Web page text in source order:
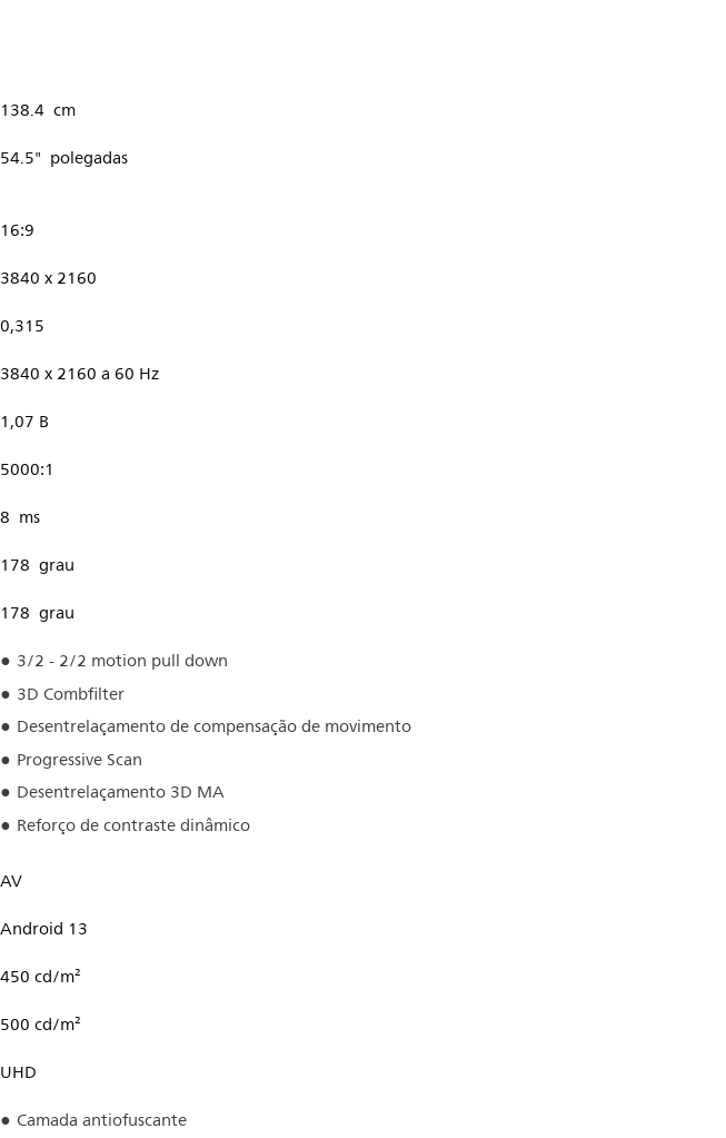
138.4 cm
54.5" polegadas
16:9
3840 x 2160
0,315
3840 x 2160 a 60 Hz
1,07 B
5000:1
8 ms
178 grau
178 grau
3/2 - 2/2 motion pull down
3D Combfilter
Desentrelaçamento de compensação de movimento
Progressive Scan
Desentrelaçamento 3D MA
Reforço de contraste dinâmico
AV
Android 13
450 cd/m²
500 cd/m²
UHD
Camada antiofuscante